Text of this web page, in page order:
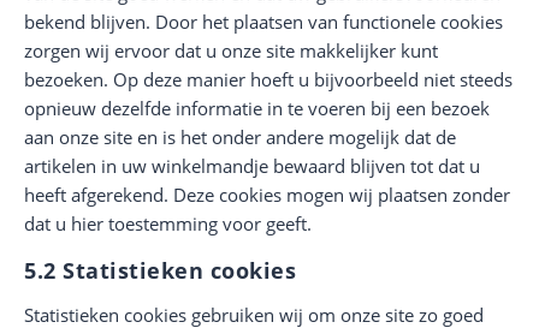
bekend blijven. Door het plaatsen van functionele cookies
zorgen wij ervoor dat u onze site makkelijker kunt
bezoeken. Op deze manier hoeft u bijvoorbeeld niet steeds
opnieuw dezelfde informatie in te voeren bij een bezoek
aan onze site en is het onder andere mogelijk dat de
artikelen in uw winkelmandje bewaard blijven tot dat u
heeft afgerekend. Deze cookies mogen wij plaatsen zonder
dat u hier toestemming voor geeft.
5.2 Statistieken cookies
Statistieken cookies gebruiken wij om onze site zo goed